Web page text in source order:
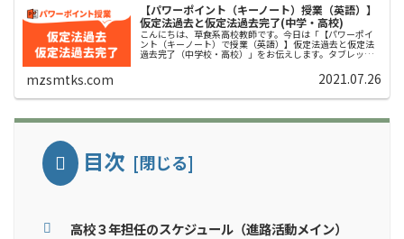
【パワーポイント（キーノート）授業（英語）】
仮定法過去と仮定法過去完了(中学・高校)
こんにちは、草食系高校教師です。今日は「【パワーポイ
ント（キーノート）で授業（英語）】仮定法過去と仮定法
過去完了（中学校・高校）」をお伝えします。タブレット
導入によりパワーポイントやキーノートのスライドを使っ
mzsmtks.com 2021.07.26
目次
高校３年担任のスケジュール（進路活動メイン）